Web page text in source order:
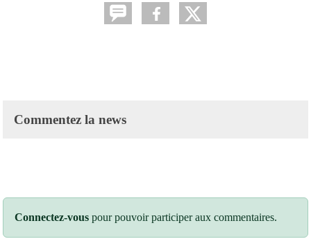
Commentez la news
Connectez-vous pour pouvoir participer aux commentaires.